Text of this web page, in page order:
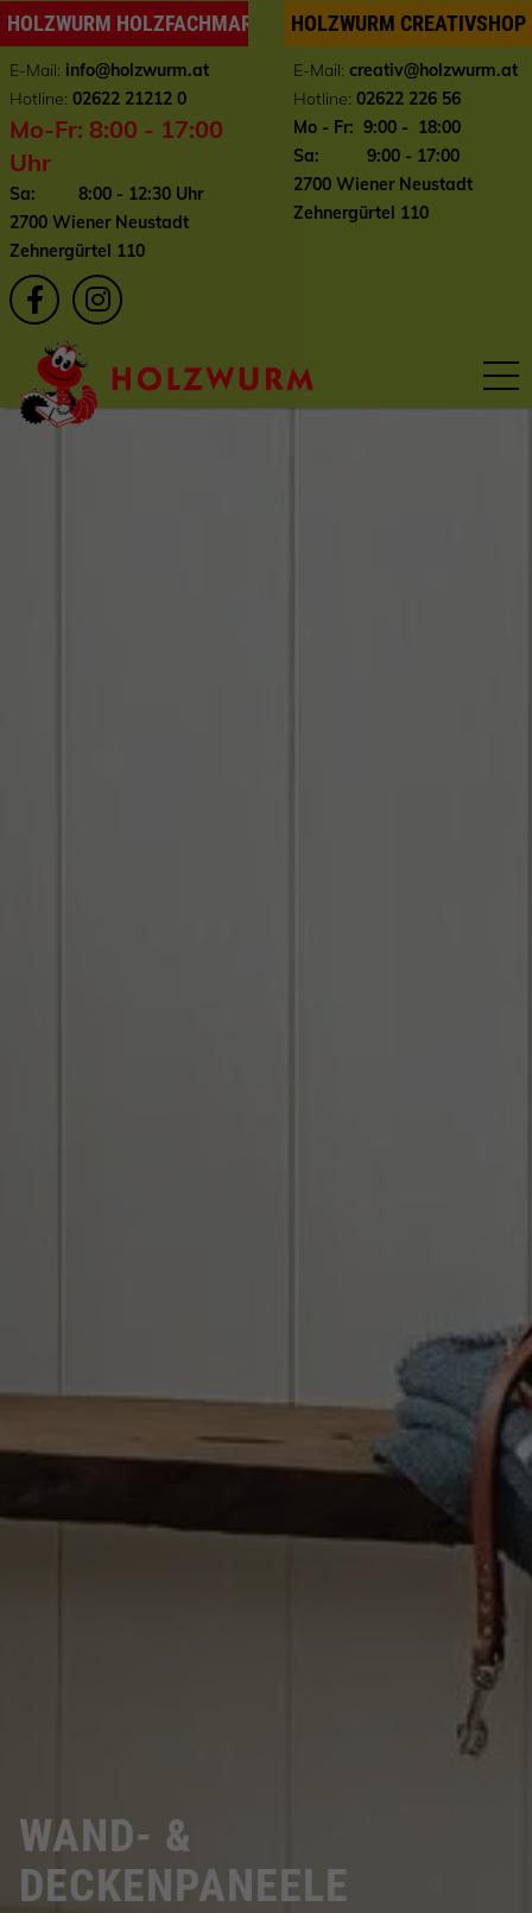
HOLZWURM HOLZFACHMARKT
E-Mail: info@holzwurm.at
Hotline: 02622 21212 0
Mo-Fr: 8:00 - 17:00
Uhr
Sa: 8:00 - 12:30 Uhr
2700 Wiener Neustadt
Zehnergürtel 110
HOLZWURM CREATIVSHOP
E-Mail: creativ@holzwurm.at
Hotline: 02622 226 56
Mo - Fr: 9:00 - 18:00
Sa: 9:00 - 17:00
2700 Wiener Neustadt
Zehnergürtel 110
WAND- &
DECKENPANEELE